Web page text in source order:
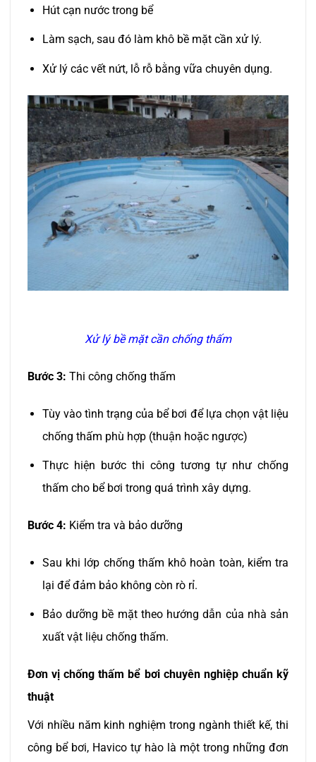
Hút cạn nước trong bể
Làm sạch, sau đó làm khô bề mặt cần xử lý.
Xử lý các vết nứt, lỗ rỗ bằng vữa chuyên dụng.
Xử lý bề mặt cần chống thấm
Bước 3: Thi công chống thấm
Tùy vào tình trạng của bể bơi để lựa chọn vật liệu
chống thấm phù hợp (thuận hoặc ngược)
Thực hiện bước thi công tương tự như chống
thấm cho bể bơi trong quá trình xây dựng.
Bước 4: Kiểm tra và bảo dưỡng
Sau khi lớp chống thấm khô hoàn toàn, kiểm tra
lại để đảm bảo không còn rò rỉ.
Bảo dưỡng bề mặt theo hướng dẫn của nhà sản
xuất vật liệu chống thấm.​
Đơn vị chống thấm bể bơi chuyên nghiệp chuẩn kỹ
thuật
Với nhiều năm kinh nghiệm trong ngành thiết kế, thi
công bể bơi, Havico tự hào là một trong những đơn